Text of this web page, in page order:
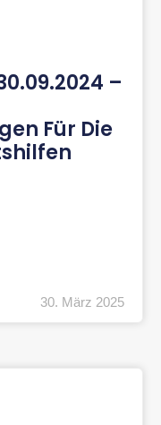
–
Für Die
30. März 2025